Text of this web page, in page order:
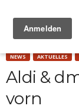
NEWS AKTUELLES
Aldi &
vorn